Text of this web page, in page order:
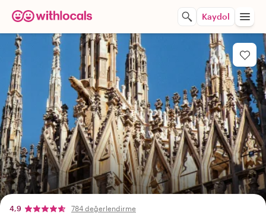
Kaydol
4,9 784 değerlendirme